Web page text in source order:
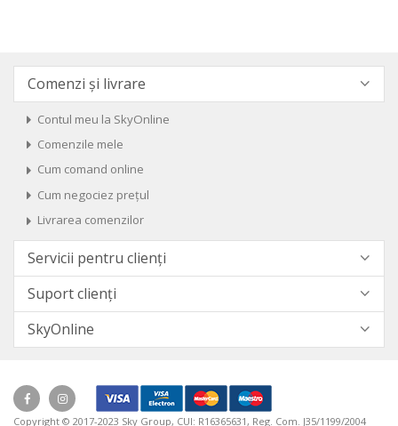
Comenzi și livrare
Contul meu la SkyOnline
Comenzile mele
Cum comand online
Cum negociez prețul
Livrarea comenzilor
Servicii pentru clienți
Suport clienți
SkyOnline
Copyright © 2017-2023 Sky Group, CUI: R16365631, Reg. Com. J35/1199/2004